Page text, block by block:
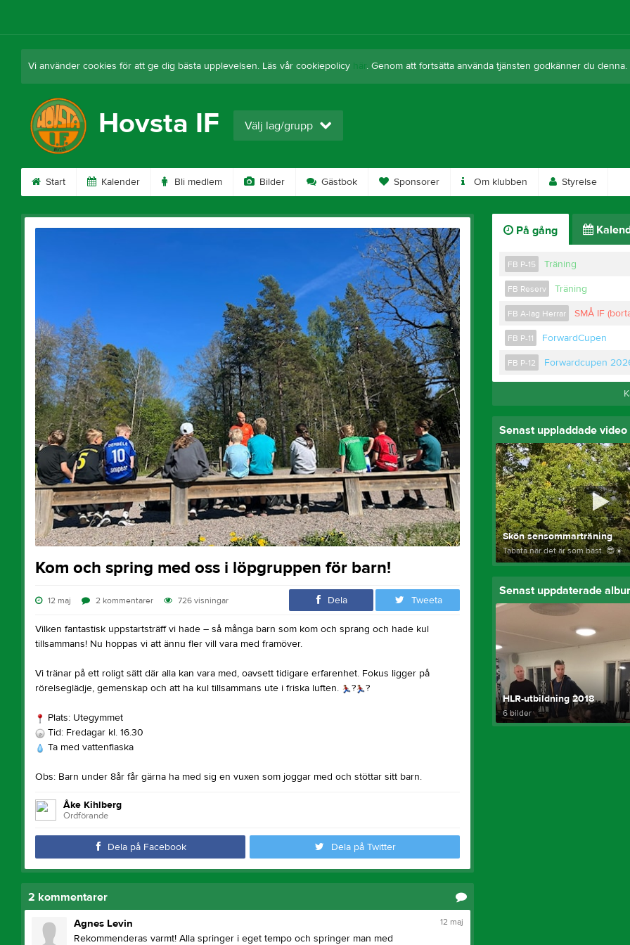
Vi använder cookies för att ge dig bästa upplevelsen. Läs vår cookiepolicy här. Genom att fortsätta använda tjänsten godkänner du denna.
Hovsta IF Välj lag/grupp
Start Kalender Bli medlem Bilder Gästbok Sponsorer Om klubben Styrelse
Kom och spring med oss i löpgruppen för barn!
12 maj 2 kommentarer 726visningar Dela Tweeta
Vilken fantastisk uppstartsträff vi hade – så många barn som kom och sprang och hade kul
tillsammans! Nu hoppas vi att ännu fler vill vara med framöver.
Vi tränar på ett roligt sätt där alla kan vara med, oavsett tidigare erfarenhet. Fokus ligger på
rörelseglädje, gemenskap och att ha kul tillsammans ute i friska luften.
? ?
Plats: Utegymmet
Tid: Fredagar kl. 16.30
Ta med vattenflaska
Obs: Barn under 8år får gärna ha med sig en vuxen som joggar med och stöttar sitt barn.
Åke Kihlberg
Ordförande
Dela på Facebook Dela på Twitter
2 kommentarer
12 maj
Agnes Levin
Rekommenderas varmt! Alla springer i eget tempo och springer man med
På gång
FB P-15 Träning
FB Reserv Träning
FB A-lag Herrar SMÅ IF
FB P-11 ForwardCupen
FB P-12 Forwardcupen
Senast uppladdade video
Skön sensommarträning
Tabata när det är som bäst. 😎☀️
Senast uppdaterade
HLR-utbildning 2018
6 bilder